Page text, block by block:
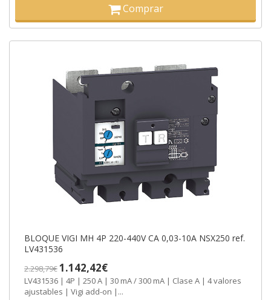
Comprar
BLOQUE VIGI MH 4P 220-440V CA 0,03-10A NSX250 ref.
LV431536
2.298,79€1.142,42€
LV431536 | 4P | 250 A | 30 mA / 300 mA | Clase A | 4 valores
ajustables | Vigi add-on |...